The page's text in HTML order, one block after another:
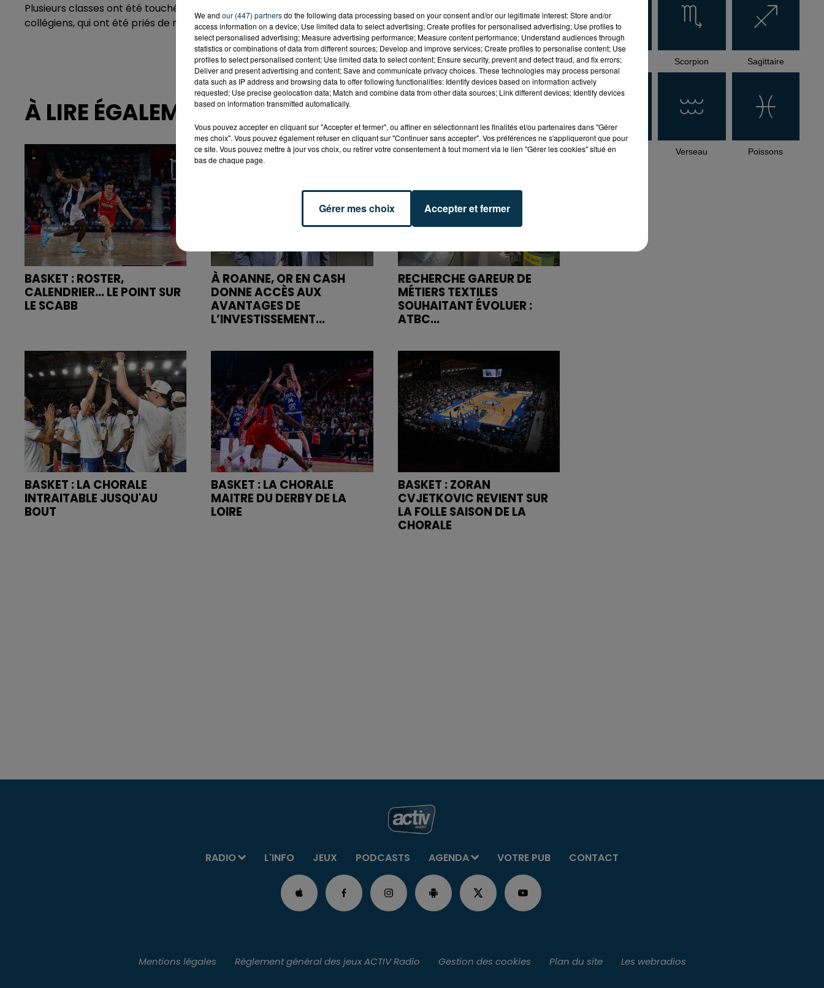
Plusieurs classes ont été touchées, tout comme le gymnase. La décision a donc été prise d'évacuer les 450
collégiens, qui ont été priés de regagner leur domicile.
À LIRE ÉGALEMENT
BASKET : ROSTER,
CALENDRIER... LE POINT SUR
LE SCABB
À ROANNE, OR EN CASH
DONNE ACCÈS AUX
AVANTAGES DE
L’INVESTISSEMENT...
RECHERCHE GAREUR DE
MÉTIERS TEXTILES
SOUHAITANT ÉVOLUER :
ATBC...
BASKET : LA CHORALE
INTRAITABLE JUSQU'AU
BOUT
BASKET : LA CHORALE
MAITRE DU DERBY DE LA
LOIRE
BASKET : ZORAN
CVJETKOVIC REVIENT SUR
LA FOLLE SAISON DE LA
CHORALE
Balance Scorpion Sagittaire
Capricorne Verseau Poissons
RADIO L'INFO JEUX PODCASTS AGENDA VOTRE PUB CONTACT
Mentions légales Règlement général des jeux ACTIV Radio Gestion des cookies Plan du site Les webradios
We and our (447) partnersdo the following data processing based on your consent and/or our legitimate interest: Store and/or
access information on a device; Use limited data to select advertising; Create profiles for personalised advertising; Use profiles to
select personalised advertising; Measure advertising performance; Measure content performance; Understand audiences through
statistics or combinations of data from different sources; Develop and improve services; Create profiles to personalise content; Use
profiles to select personalised content; Use limited data to select content; Ensure security, prevent and detect fraud, and fix errors;
Deliver and present advertising and content; Save and communicate privacy choices. These technologies may process personal
data such as IP address and browsing data to offer following functionalities: Identify devices based on information actively
requested; Use precise geolocation data; Match and combine data from other data sources; Link different devices; Identify devices
based on information transmitted automatically.
Vous pouvez accepter en cliquant sur "Accepter et fermer", ou affiner en sélectionnant les finalités et/ou partenaires dans "Gérer
mes choix". Vous pouvez également refuser en cliquant sur "Continuer sans accepter". Vos préférences ne s'appliqueront que pour
ce site. Vous pouvez mettre à jour vos choix, ou retirer votre consentement à tout moment via le lien "Gérer les cookies" situé en
bas de chaque page.
Gérer mes choix Accepter et fermer